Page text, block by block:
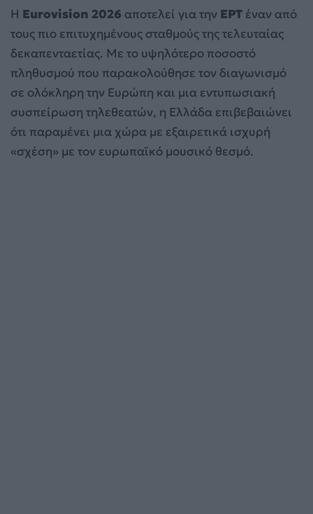
Η Eurovision 2026 αποτελεί για την ΕΡΤ έναν από
τους πιο επιτυχημένους σταθμούς της τελευταίας
δεκαπενταετίας. Με το υψηλότερο ποσοστό
πληθυσμού που παρακολούθησε τον διαγωνισμό
σε ολόκληρη την Ευρώπη και μια εντυπωσιακή
συσπείρωση τηλεθεατών, η Ελλάδα επιβεβαιώνει
ότι παραμένει μια χώρα με εξαιρετικά ισχυρή
«σχέση» με τον ευρωπαϊκό μουσικό θεσμό.